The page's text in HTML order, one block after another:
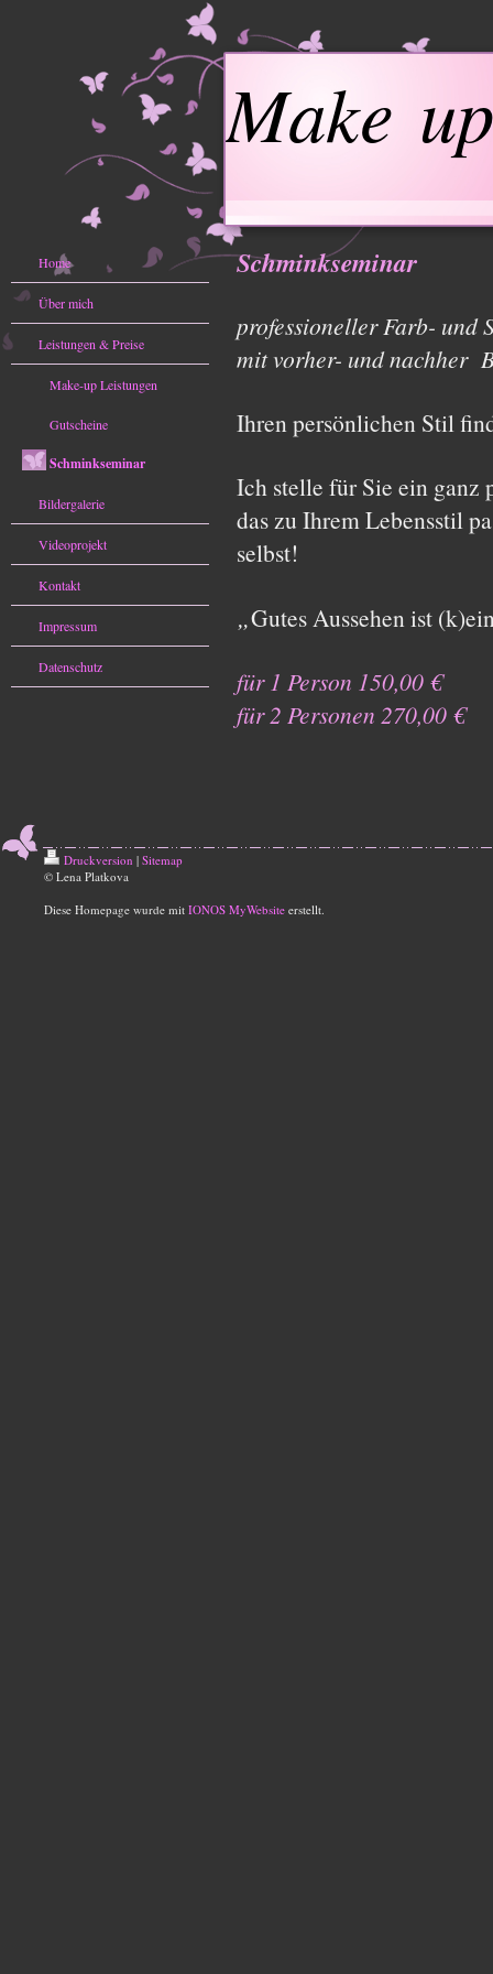
Make
Home
Über mich
Leistungen & Preise
Make-up Leistungen
Gutscheine
Schminkseminar
Bildergalerie
Videoprojekt
Kontakt
Impressum
Datenschutz
Schminkseminar
professioneller Farb- und
mit vorher- und nachher
Ihren persönlichen Stil
Ich stelle für Sie ein ganz
das zu Ihrem Lebensstil
selbst!
„Gutes Aussehen ist
für 1 Person 150,00 €
für 2 Personen 270,00 €
Druckversion | Sitemap
© Lena Platkova
Diese Homepage wurde mit IONOS MyWebsite erstellt.